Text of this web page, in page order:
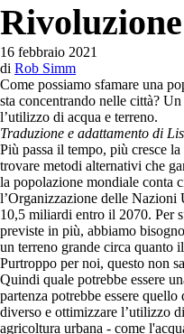
16 febbraio 2021
di Rob Simm
Come possiamo sfamare una
sta concentrando nelle città?
l’utilizzo di acqua e terreno.
Traduzione e adattamento di
Più passa il tempo, più cresce
trovare metodi alternativi che
la popolazione mondiale conta
l’Organizzazione delle Nazioni
10,5 miliardi entro il 2070. Per
previste in più, abbiamo
un terreno grande circa quanto
Purtroppo per noi, questo non
Quindi quale potrebbe essere
partenza potrebbe essere
diverso e ottimizzare l’utilizzo
agricoltura urbana - come